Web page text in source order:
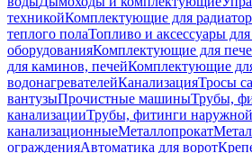
техникойКомплектующие для
теплого полаТопливо и аксессуары
оборудованияКомплектующие для
для каминов, печейКомплектующие
водонагревателейКанализацияТросы
вантузыПрочистные машиныТрубы,
канализацииТрубы, фитинги
канализационныеМеталлопрокат
огражденияАвтоматика для ворот